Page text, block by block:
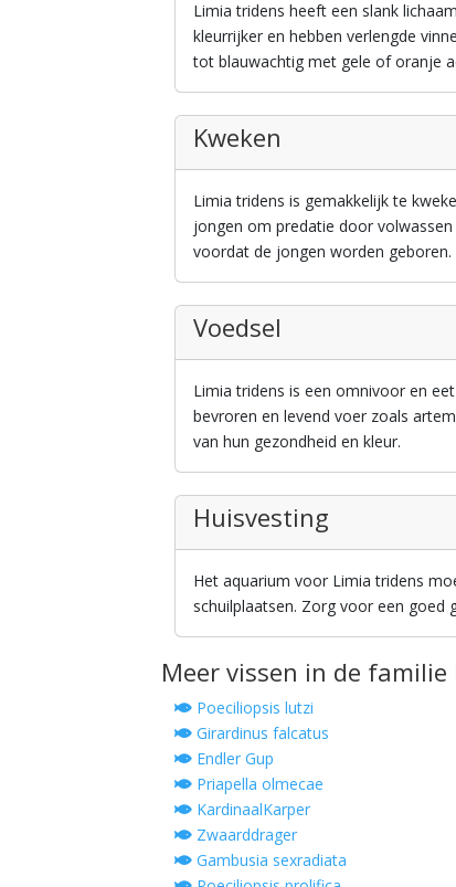
Limia tridens heeft een slank
kleurrijker en hebben verlengde
tot blauwachtig met gele of oranje
Kweken
Limia tridens is gemakkelijk te
jongen om predatie door
voordat de jongen worden geboren.
Voedsel
Limia tridens is een omnivoor en
bevroren en levend voer zoals
van hun gezondheid en kleur.
Huisvesting
Het aquarium voor Limia tridens
schuilplaatsen. Zorg voor een
Meer vissen in de familie
Poeciliopsis lutzi
Girardinus falcatus
Endler Gup
Priapella olmecae
KardinaalKarper
Zwaarddrager
Gambusia sexradiata